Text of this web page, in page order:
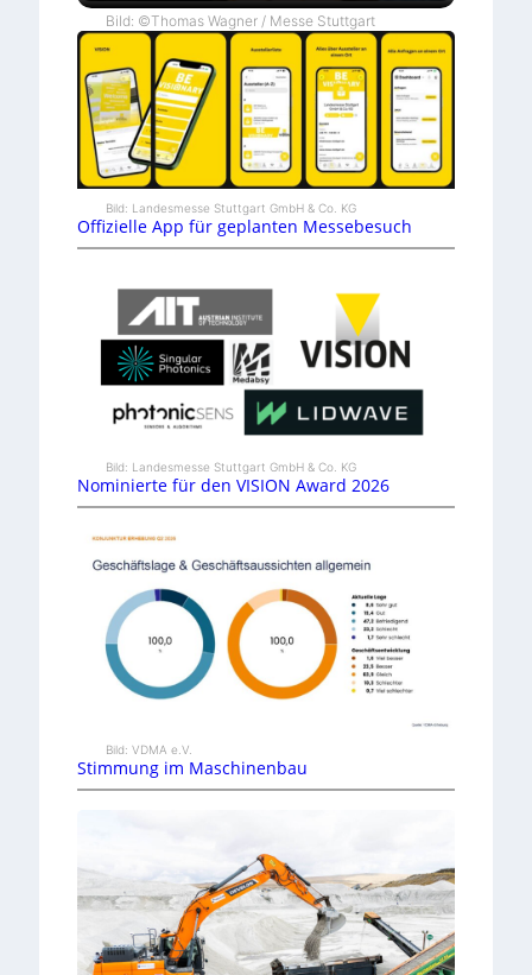
Bild: ©Thomas Wagner / Messe Stuttgart
Bild: Landesmesse Stuttgart GmbH & Co. KG
Offizielle App für geplanten Messebesuch
Bild: Landesmesse Stuttgart GmbH & Co. KG
Nominierte für den VISION Award 2026
Bild: VDMA e.V.
Stimmung im Maschinenbau